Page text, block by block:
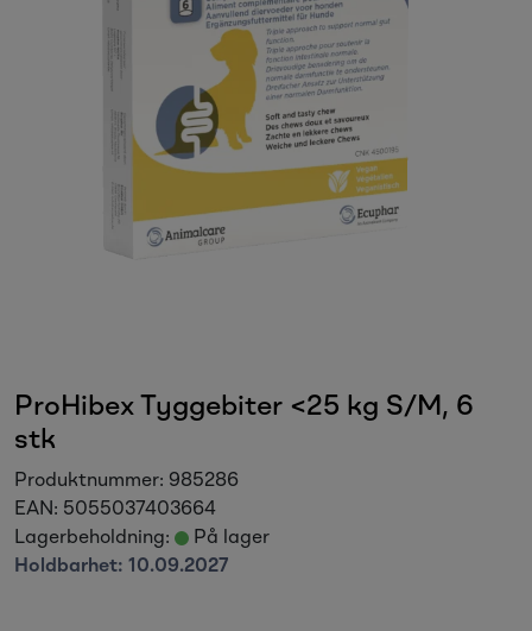
ProHibex Tyggebiter <25 kg S/M, 6
stk
Produktnummer: 985286
EAN: 5055037403664
Lagerbeholdning:
På lager
Holdbarhet: 10.09.2027
Kampanjer
Sesongvarer